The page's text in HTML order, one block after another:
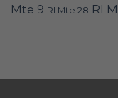
Mte 9 RI Mte 28 RI